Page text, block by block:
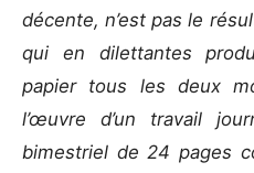
décente, n’est pas le
qui en dilettantes
papier tous les deux
l’œuvre d’un travail
bimestriel de 24 pages